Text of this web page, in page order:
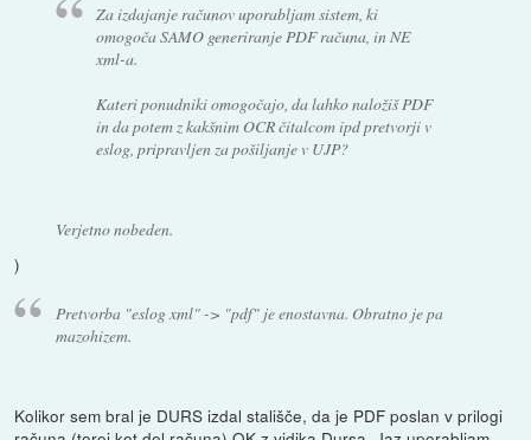
Za izdajanje računov uporabljam sistem, ki
omogoča SAMO generiranje PDF računa, in NE
xml-a.
Kateri ponudniki omogočajo, da lahko naložiš PDF
in da potem z kakšnim OCR čitalcom ipd pretvorji v
eslog, pripravljen za pošiljanje v UJP?
Verjetno nobeden.
)
Pretvorba "eslog xml" -> "pdf" je enostavna. Obratno je pa
mazohizem.
Kolikor sem bral je DURS izdal stališče, da je PDF poslan v prilogi